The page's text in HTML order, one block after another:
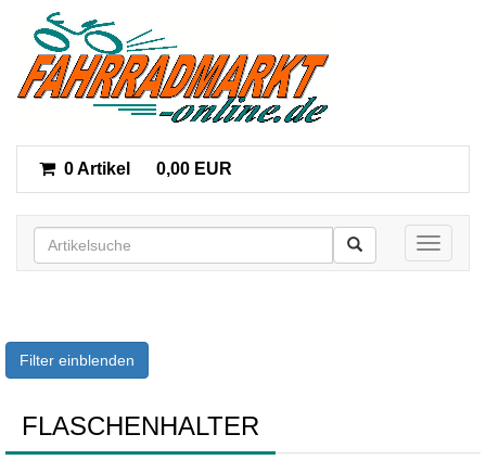
0 Artikel 0,00 EUR
Toggle
Filter einblenden
FLASCHENHALTER